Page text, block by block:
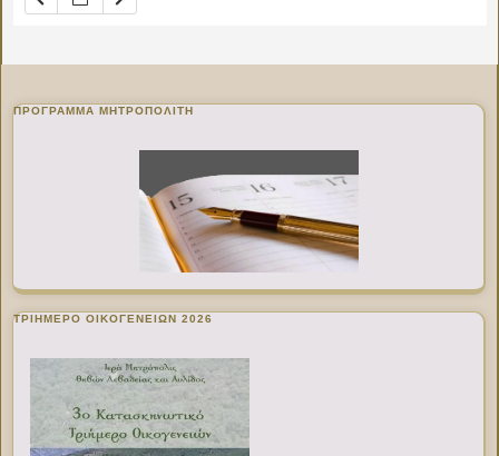
ΠΡΌΓΡΑΜΜΑ ΜΗΤΡΟΠΟΛΊΤΗ
ΤΡΙΗΜΕΡΟ ΟΙΚΟΓΕΝΕΙΩΝ 2026